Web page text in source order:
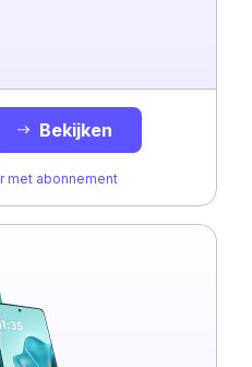
Bekijken
met abonnement